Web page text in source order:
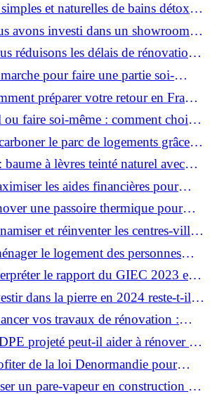
et naturelles de bains détox
avons investi dans un showroom-
cela apporte aux clients
réduisons les délais de rénovation à
6?
pour faire une partie soi-
le reste ?
préparer votre retour en France
bien à distance ?
ou faire soi-même : comment choisir
?
le parc de logements grâce à
?
à lèvres teinté naturel avec
les aides financières pour
?
une passoire thermique pour
? et réinventer les centres-villes
de Ville ?
le logement des personnes
des aides financières ?
le rapport du GIEC 2023 et
?
dans la pierre en 2024 reste-t-il
vos travaux de rénovation :
solutions pratiques ?
projeté peut-il aider à rénover et
bien ?de la loi Denormandie pour
et défiscaliser ?
un pare-vapeur en construction et